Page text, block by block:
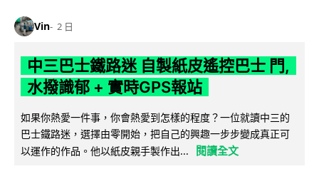
Vin 2 日
中三巴士鐵路迷 自製紙皮遙控巴士 門,
水撥識郁 + 實時GPS報站
如果你熱愛一件事，你會熱愛到怎樣的程度？一位就讀中三的
巴士鐵路迷，選擇由零開始，把自己的興趣一步步變成真正可
以運作的作品。他以紙皮親手製作出...
閱讀全文